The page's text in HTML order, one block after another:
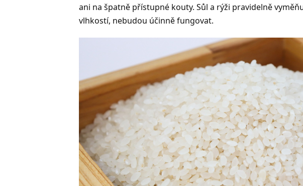
ani na špatně přístupné kouty. Sůl a rýži pravidelně
vlhkostí, nebudou účinně fungovat.